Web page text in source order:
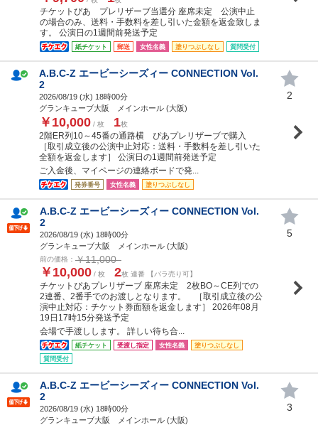
チケットぴあ プレリザーブ当選分 座席未定 公演中止
の場合のみ、送料・手数料を差し引いた金額を返金致しま
す。 公演日の1週間前発送予定
紙チケット 郵送 女性名義 塗りつぶしなし 質問受付
A.B.C-Z エービーシーズィー CONNECTION Vol.
2
2026/08/19 (水) 18時00分
グランキューブ大阪 メインホール (大阪)
￥10,000 / 枚 1枚
2階ER列10～45番の通路横 ぴあプレリザーブで購入
［取引成立後の公演中止対応：送料・手数料を差し引いた
全額を返金します］ 公演日の1週間前発送予定
ご入金後、マイページの連絡ボードで発...
発券番号 女性名義 塗りつぶしなし
2
A.B.C-Z エービーシーズィー CONNECTION Vol.
2
2026/08/19 (水) 18時00分
グランキューブ大阪 メインホール (大阪)
前の価格： ￥11,000
￥10,000 / 枚 2枚 連番 【バラ売り可】
チケットぴあプレリザーブ 座席未定 2枚BO～CE列での
2連番、2番手でのお渡しとなります。 ［取引成立後の公
演中止対応：チケット券面額を返金します］ 2026年08月
19日17時15分発送予定
会場で手渡しします。 詳しい待ち合...
紙チケット 受渡し指定 女性名義
塗りつぶしなし
質問受付
5
A.B.C-Z エービーシーズィー CONNECTION Vol.
2
2026/08/19 (水) 18時00分
グランキューブ大阪 メインホール (大阪)
3